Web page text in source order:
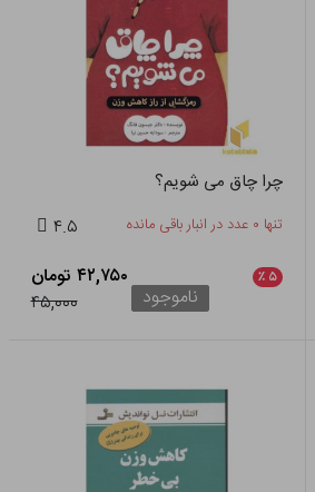
چرا چاق می شویم؟
تنها ۰ عدد در انبار باقی مانده ۴.۵
۵ ٪
۴۲,۷۵۰ تومان
۴۵,۰۰۰
ناموجود